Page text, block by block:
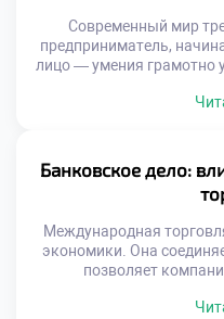
Современный мир
предприниматель,
лицо — умения грамотно
накопление
строится уверенность
масштабные
Банковское дело:
Международная
экономики. Она
позволяет
ключевую роль играет